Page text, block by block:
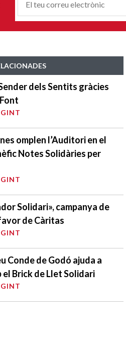
Correu-
dels Sentits gràcies
omplen l’Auditori en el
Notes Solidàries per
Solidari», campanya de
de Càritas
Conde de Godó ajuda a
el Brick de Llet Solidari